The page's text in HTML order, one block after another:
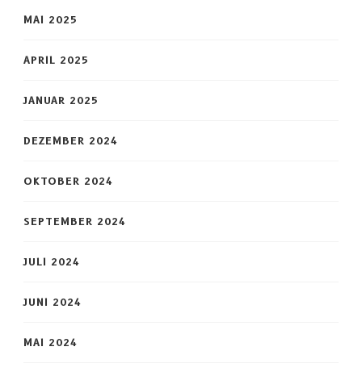
MAI 2025
APRIL 2025
JANUAR 2025
DEZEMBER 2024
OKTOBER 2024
SEPTEMBER 2024
JULI 2024
JUNI 2024
MAI 2024